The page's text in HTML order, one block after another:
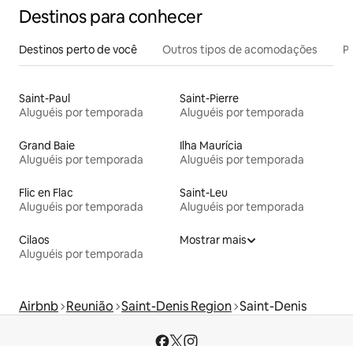
Destinos para conhecer
Destinos perto de você Outros tipos de acomodações
Saint-Paul
Aluguéis por temporada
Saint-Pierre
Aluguéis por temporada
Grand Baie
Aluguéis por temporada
Ilha Maurícia
Aluguéis por temporada
Flic en Flac
Aluguéis por temporada
Saint-Leu
Aluguéis por temporada
Cilaos
Aluguéis por temporada
Mostrar mais
Airbnb Reunião Saint-Denis Region Saint-Denis